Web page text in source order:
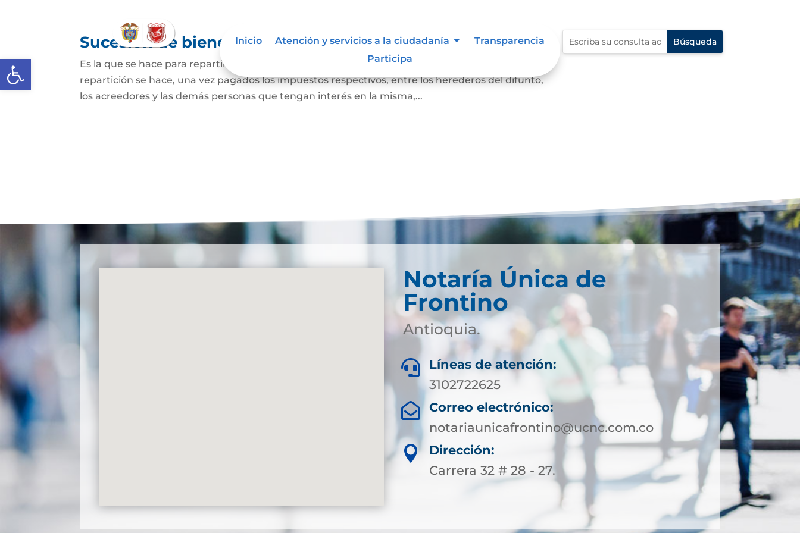
Abrir barra de herramientas
Inicio Atención y servicios a la ciudadanía
Transparencia
Participa
Sucesión de bienes por causa de muerte
Es la que se hace para repartir los bienes del difunto, restando de ellos las deudas que tenía. Esta
repartición se hace, una vez pagados los impuestos respectivos, entre los herederos del difunto,
los acreedores y las demás personas que tengan interés en la misma,...
Notaría Única de
Frontino
Antioquia.

Líneas de atención:
3102722625

Correo electrónico:
notariaunicafrontino@ucnc.com.co

Dirección:
Carrera 32 # 28 - 27.